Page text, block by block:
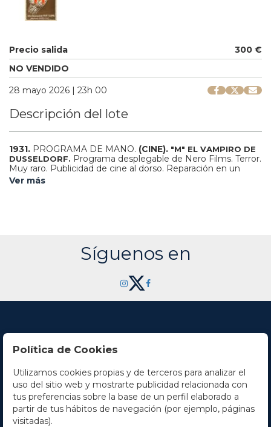
Precio salida
300 €
NO VENDIDO
28 mayo 2026 | 23h 00
Descripción del lote
1931. PROGRAMA DE MANO. (CINE). "M" EL VAMPIRO DE
DUSSELDORF. Programa desplegable de Nero Films. Terror.
Muy raro. Publicidad de cine al dorso. Reparación en un
doblez.
Ver más
Síguenos en
Contacto
Horario
La empresa
Política de Cookies
Utilizamos cookies propias y de terceros para analizar el
uso del sitio web y mostrarte publicidad relacionada con
tus preferencias sobre la base de un perfil elaborado a
partir de tus hábitos de navegación (por ejemplo, páginas
visitadas).